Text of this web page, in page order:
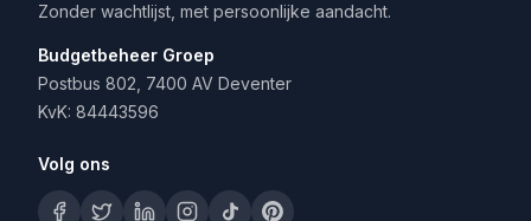
Zonder wachtlijst, met persoonlijke aandacht.
Budgetbeheer Groep
Postbus 802, 7400 AV Deventer
KvK: 84443596
Volg ons